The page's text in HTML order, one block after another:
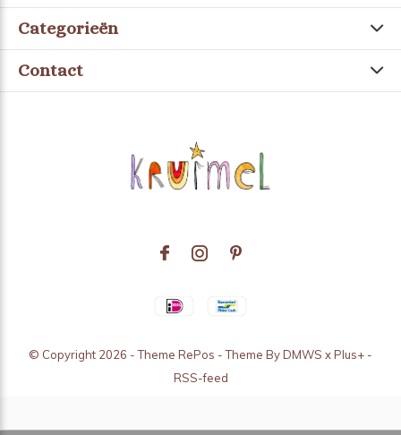
Categorieën
Contact
© Copyright 2026 - Theme RePos - Theme ByDMWS xPlus+ -
RSS-feed